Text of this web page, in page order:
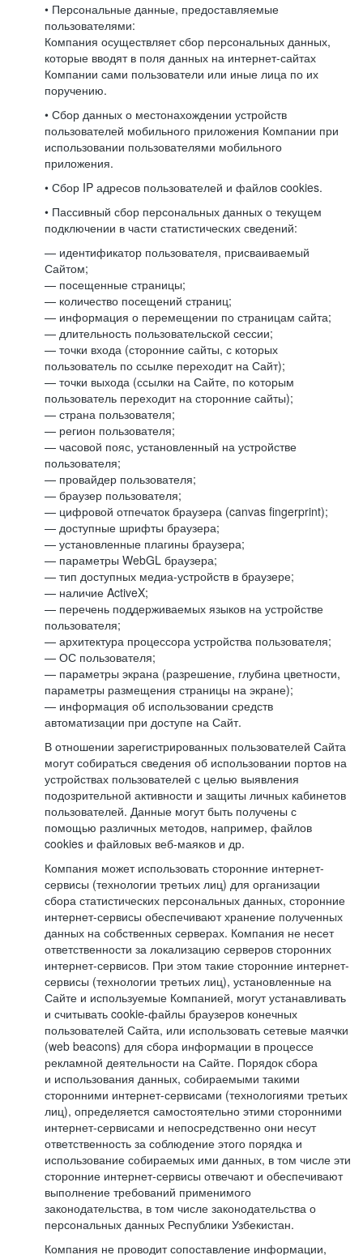
• Персональные данные, предоставляемые
пользователями:
Компания осуществляет сбор персональных данных,
которые вводят в поля данных на интернет-сайтах
Компании сами пользователи или иные лица по их
поручению.
• Сбор данных о местонахождении устройств
пользователей мобильного приложения Компании при
использовании пользователями мобильного
приложения.
• Сбор IP адресов пользователей и файлов cookies.
• Пассивный сбор персональных данных о текущем
подключении в части статистических сведений:
— идентификатор пользователя, присваиваемый
Сайтом;
— посещенные страницы;
— количество посещений страниц;
— информация о перемещении по страницам сайта;
— длительность пользовательской сессии;
— точки входа (сторонние сайты, с которых
пользователь по ссылке переходит на Сайт);
— точки выхода (ссылки на Сайте, по которым
пользователь переходит на сторонние сайты);
— страна пользователя;
— регион пользователя;
— часовой пояс, установленный на устройстве
пользователя;
— провайдер пользователя;
— браузер пользователя;
— цифровой отпечаток браузера (canvas fingerprint);
— доступные шрифты браузера;
— установленные плагины браузера;
— параметры WebGL браузера;
— тип доступных медиа-устройств в браузере;
— наличие ActiveX;
— перечень поддерживаемых языков на устройстве
пользователя;
— архитектура процессора устройства пользователя;
— ОС пользователя;
— параметры экрана (разрешение, глубина цветности,
параметры размещения страницы на экране);
— информация об использовании средств
автоматизации при доступе на Сайт.
В отношении зарегистрированных пользователей Сайта
могут собираться сведения об использовании портов на
устройствах пользователей с целью выявления
подозрительной активности и защиты личных кабинетов
пользователей. Данные могут быть получены с
помощью различных методов, например, файлов
cookies и файловых веб-маяков и др.
Компания может использовать сторонние интернет-
сервисы (технологии третьих лиц) для организации
сбора статистических персональных данных, сторонние
интернет-сервисы обеспечивают хранение полученных
данных на собственных серверах. Компания не несет
ответственности за локализацию серверов сторонних
интернет-сервисов. При этом такие сторонние интернет-
сервисы (технологии третьих лиц), установленные на
Сайте и используемые Компанией, могут устанавливать
и считывать cookie-файлы браузеров конечных
пользователей Сайта, или использовать сетевые маячки
(web beacons) для сбора информации в процессе
рекламной деятельности на Сайте. Порядок сбора
и использования данных, собираемыми такими
сторонними интернет-сервисами (технологиями третьих
лиц), определяется самостоятельно этими сторонними
интернет-сервисами и непосредственно они несут
ответственность за соблюдение этого порядка и
использование собираемых ими данных, в том числе эти
сторонние интернет-сервисы отвечают и обеспечивают
выполнение требований применимого
законодательства, в том числе законодательства о
персональных данных Республики Узбекистан.
Компания не проводит сопоставление информации,